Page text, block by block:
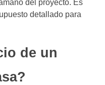
del proyecto. Es
detallado para
de un